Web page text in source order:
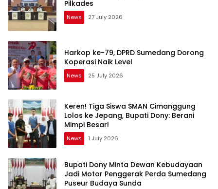
Pilkades
News 27 July 2026
Harkop ke-79, DPRD Sumedang Dorong
Koperasi Naik Level
News 25 July 2026
Keren! Tiga Siswa SMAN Cimanggung
Lolos ke Jepang, Bupati Dony: Berani
Mimpi Besar!
News 1 July 2026
Bupati Dony Minta Dewan Kebudayaan
Jadi Motor Penggerak Perda Sumedang
Puseur Budaya Sunda